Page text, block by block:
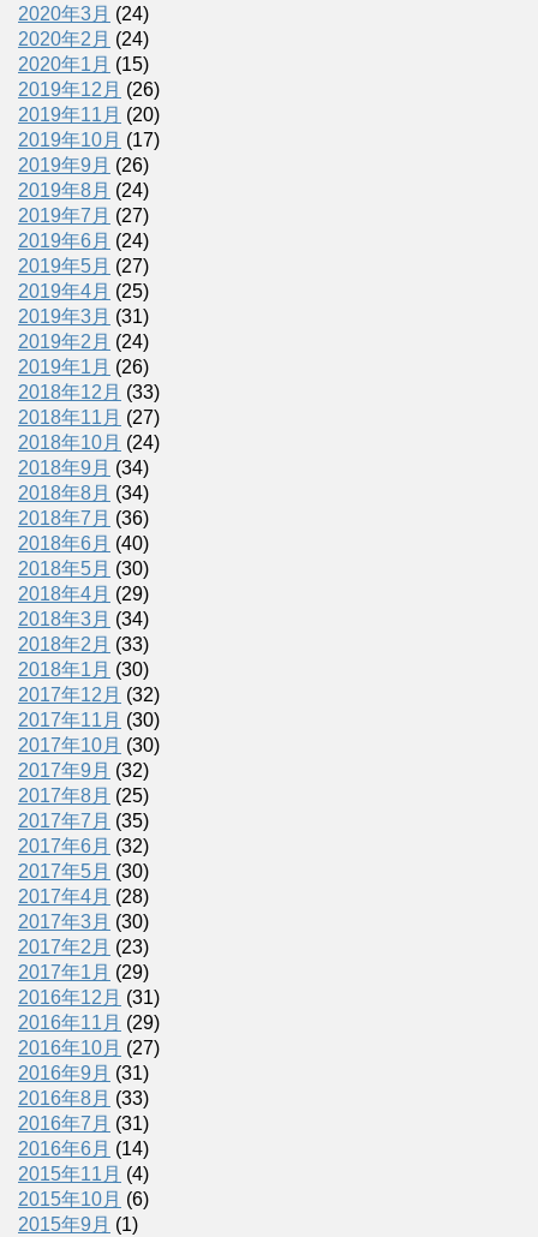
2020年3月 (24)
2020年2月 (24)
2020年1月 (15)
2019年12月 (26)
2019年11月 (20)
2019年10月 (17)
2019年9月 (26)
2019年8月 (24)
2019年7月 (27)
2019年6月 (24)
2019年5月 (27)
2019年4月 (25)
2019年3月 (31)
2019年2月 (24)
2019年1月 (26)
2018年12月 (33)
2018年11月 (27)
2018年10月 (24)
2018年9月 (34)
2018年8月 (34)
2018年7月 (36)
2018年6月 (40)
2018年5月 (30)
2018年4月 (29)
2018年3月 (34)
2018年2月 (33)
2018年1月 (30)
2017年12月 (32)
2017年11月 (30)
2017年10月 (30)
2017年9月 (32)
2017年8月 (25)
2017年7月 (35)
2017年6月 (32)
2017年5月 (30)
2017年4月 (28)
2017年3月 (30)
2017年2月 (23)
2017年1月 (29)
2016年12月 (31)
2016年11月 (29)
2016年10月 (27)
2016年9月 (31)
2016年8月 (33)
2016年7月 (31)
2016年6月 (14)
2015年11月 (4)
2015年10月 (6)
2015年9月 (1)